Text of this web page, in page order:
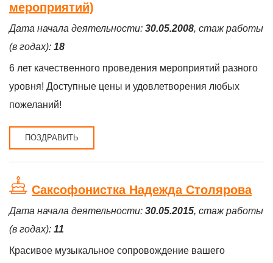
мероприятий)
Дата начала деятельности: 30.05.2008, стаж работы
(в годах): 18
6 лет качественного проведения мероприятий разного
уровня! Доступные цены и удовлетворения любых
пожеланий!
ПОЗДРАВИТЬ
Саксофонистка Надежда Столярова
Дата начала деятельности: 30.05.2015, стаж работы
(в годах): 11
Красивое музыкальное сопровождение вашего